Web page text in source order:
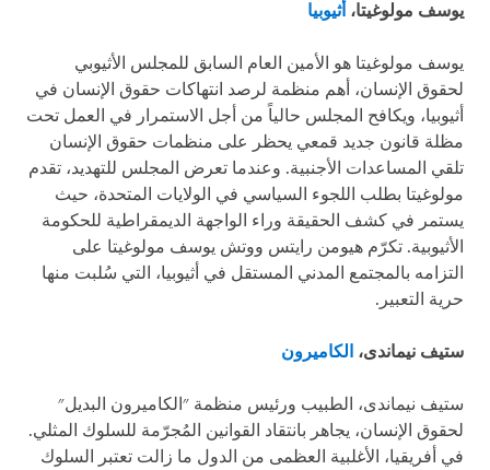
يوسف مولوغيتا، أثيوبيا
يوسف مولوغيتا هو الأمين العام السابق للمجلس الأثيوبي
لحقوق الإنسان، أهم منظمة لرصد انتهاكات حقوق الإنسان في
أثيوبيا، ويكافح المجلس حالياً من أجل الاستمرار في العمل تحت
مظلة قانون جديد قمعي يحظر على منظمات حقوق الإنسان
تلقي المساعدات الأجنبية. وعندما تعرض المجلس للتهديد، تقدم
مولوغيتا بطلب اللجوء السياسي في الولايات المتحدة، حيث
يستمر في كشف الحقيقة وراء الواجهة الديمقراطية للحكومة
الأثيوبية. تكرّم هيومن رايتس ووتش يوسف مولوغيتا على
التزامه بالمجتمع المدني المستقل في أثيوبيا، التي سُلبت منها
حرية التعبير.
ستيف نيماندى، الكاميرون
ستيف نيماندى، الطبيب ورئيس منظمة "الكاميرون البديل"
لحقوق الإنسان، يجاهر بانتقاد القوانين المُجرّمة للسلوك المثلي.
في أفريقيا، الأغلبية العظمى من الدول ما زالت تعتبر السلوك